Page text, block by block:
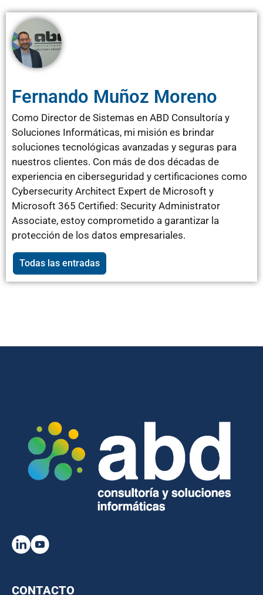
Fernando Muñoz Moreno
Como Director de Sistemas en ABD Consultoría y
Soluciones Informáticas, mi misión es brindar
soluciones tecnológicas avanzadas y seguras para
nuestros clientes. Con más de dos décadas de
experiencia en ciberseguridad y certificaciones como
Cybersecurity Architect Expert de Microsoft y
Microsoft 365 Certified: Security Administrator
Associate, estoy comprometido a garantizar la
protección de los datos empresariales.
Todas las entradas
CONTACTO